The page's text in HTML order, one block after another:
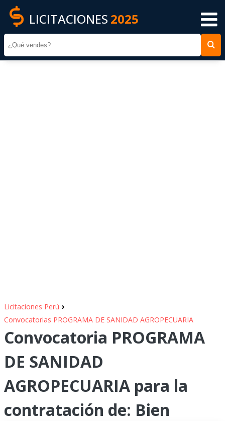
LICITACIONES 2025
Licitaciones Perú ›
Convocatorias PROGRAMA DE SANIDAD AGROPECUARIA
Convocatoria PROGRAMA
DE SANIDAD
AGROPECUARIA para la
contratación de: Bien